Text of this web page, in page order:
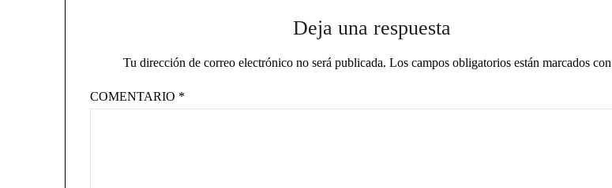
Deja una respuesta
Tu dirección de correo electrónico no será publicada. Los campos obligatorios están marcados con
COMENTARIO *